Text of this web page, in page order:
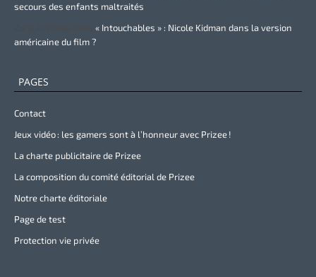
secours des enfants maltraités
« Intouchables » : Nicole Kidman dans la version
américaine du film ?
PAGES
Contact
Jeux vidéo : les gamers sont à l’honneur avec Prizee !
La charte publicitaire de Prizee
La composition du comité éditorial de Prizee
Notre charte éditoriale
Page de test
Protection vie privée